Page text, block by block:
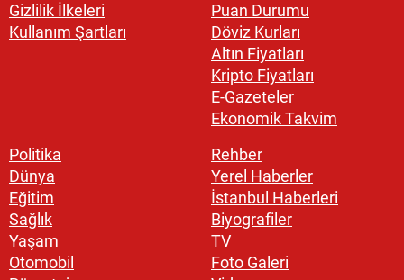
Gizlilik İlkeleri
Kullanım Şartları
Puan Durumu
Döviz Kurları
Altın Fiyatları
Kripto Fiyatları
E-Gazeteler
Ekonomik Takvim
Politika
Dünya
Eğitim
Sağlık
Yaşam
Otomobil
Rehber
Yerel Haberler
İstanbul Haberleri
Biyografiler
TV
Foto Galeri